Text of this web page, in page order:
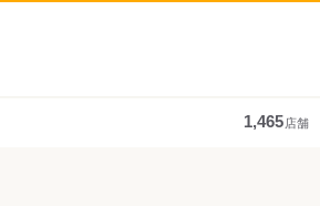
1,465店舗